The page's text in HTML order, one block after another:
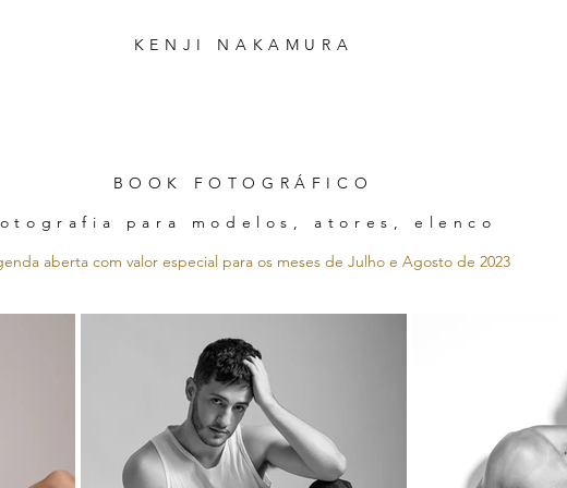
KENJI NAKAMURA
BOOK FOTOGRÁFICO
para modelos, atores, elenco
aberta com valor especial para os meses de Julho e Agosto de 2023